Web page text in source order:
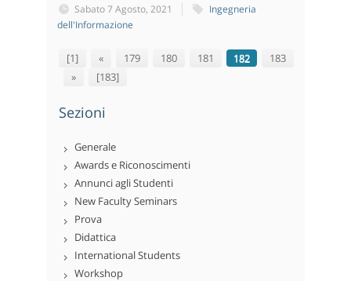
Sabato 7 Agosto, 2021
Ingegneria
dell'Informazione
[1] « 179 180 181 182
183
»
[183]
Sezioni
Generale
Awards e Riconoscimenti
Annunci agli Studenti
New Faculty Seminars
Prova
Didattica
International Students
Workshop